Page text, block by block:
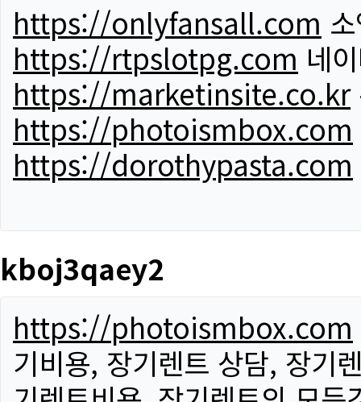
https://onlyfansall.com
https://rtpslotpg.com 네
https://marketinsite.co.kr
https://photoismbox.com
https://dorothypasta.com
kboj3qaey2
https://photoismbox.com
기비용, 장기렌트 상담, 장기